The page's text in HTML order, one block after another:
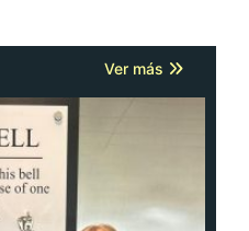
Ver más